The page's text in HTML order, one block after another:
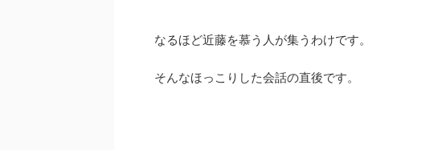
なるほど近藤を慕う人が集うわけです。
そんなほっこりした会話の直後です。